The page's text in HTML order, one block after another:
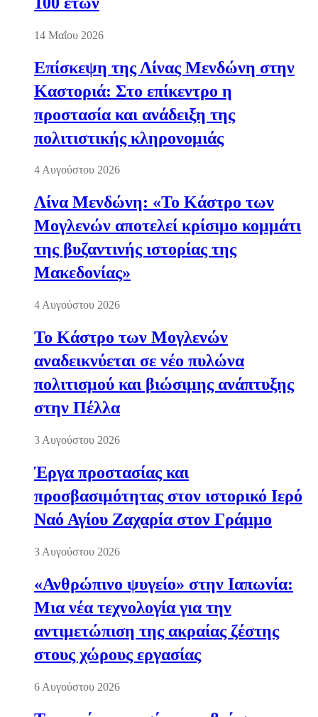
14 Μαΐου 2026
Επίσκεψη της Λίνας Μενδώνη στην
Καστοριά: Στο επίκεντρο η
προστασία και ανάδειξη της
πολιτιστικής κληρονομιάς
4 Αυγούστου 2026
Λίνα Μενδώνη: «Το Κάστρο των
Μογλενών αποτελεί κρίσιμο κομμάτι
της βυζαντινής ιστορίας της
Μακεδονίας»
4 Αυγούστου 2026
Το Κάστρο των Μογλενών
αναδεικνύεται σε νέο πυλώνα
πολιτισμού και βιώσιμης ανάπτυξης
στην Πέλλα
3 Αυγούστου 2026
Έργα προστασίας και
προσβασιμότητας στον ιστορικό Ιερό
Ναό Αγίου Ζαχαρία στον Γράμμο
3 Αυγούστου 2026
«Ανθρώπινο ψυγείο» στην Ιαπωνία:
Μια νέα τεχνολογία για την
αντιμετώπιση της ακραίας ζέστης
στους χώρους εργασίας
6 Αυγούστου 2026